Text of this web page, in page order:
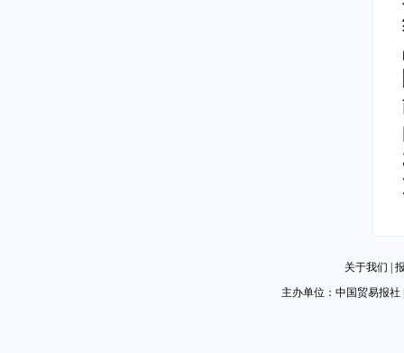
关于我们
主办单位：中国贸易报